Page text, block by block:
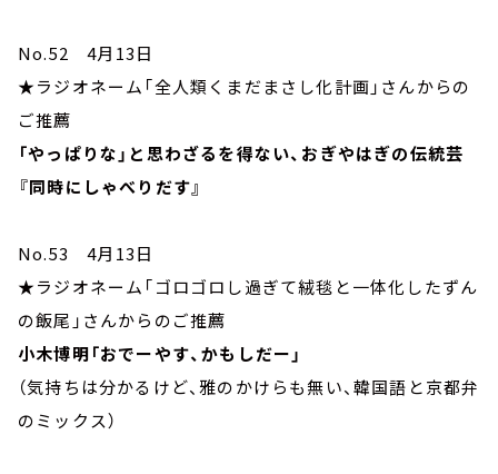
No.52 4月13日
★ラジオネーム「全人類くまだまさし化計画」さんからの
ご推薦
「やっぱりな」と思わざるを得ない、おぎやはぎの伝統芸
『同時にしゃべりだす』
No.53 4月13日
★ラジオネーム「ゴロゴロし過ぎて絨毯と一体化したずん
の飯尾」さんからのご推薦
小木博明「おでーやす、かもしだー」
（気持ちは分かるけど、雅のかけらも無い、韓国語と京都弁
のミックス）